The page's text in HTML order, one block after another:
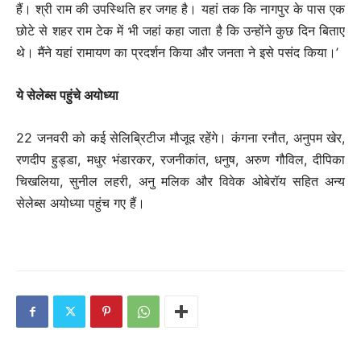
हैं। श्री राम की उपस्थिति हर जगह है। यहां तक कि नागपुर के पास एक
छोटे से शहर राम टेक में भी जहां कहा जाता है कि उन्होंने कुछ दिन बिताए
थे। मैंने यहां रामायण का प्रदर्शन किया और जनता ने इसे पसंद किया।’
ये सेलेब्स पहुंचे अयोध्या
22 जनवरी को कई सेलिब्रिटीज मौजूद रहेंगे। कंगना रनौत, अनुपम खेर,
रणदीप हुड्डा, मधुर भंडारकर, रजनीकांत, धनुष, अरुण गौविल, दीपिका
चिखलिया, सुनील लहरी, अनु मलिक और विवेक ओबेरॉय सहित अन्य
सेलेब्स अयोध्या पहुंच गए हैं।